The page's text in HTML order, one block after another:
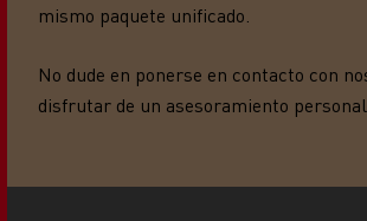
mismo paquete unificado.
No dude en ponerse en contacto con
disfrutar de un asesoramiento